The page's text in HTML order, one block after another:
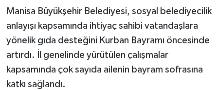
Manisa Büyükşehir Belediyesi, sosyal belediyecilik
anlayışı kapsamında ihtiyaç sahibi vatandaşlara
yönelik gıda desteğini Kurban Bayramı öncesinde
artırdı. İl genelinde yürütülen çalışmalar
kapsamında çok sayıda ailenin bayram sofrasına
katkı sağlandı.